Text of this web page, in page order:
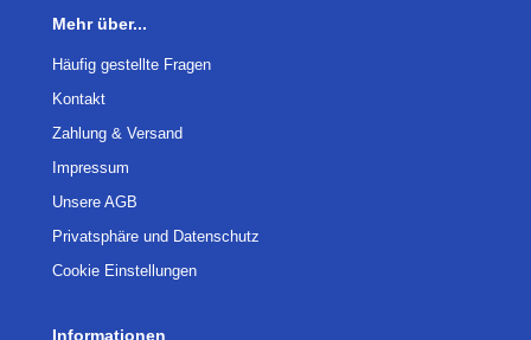
Mehr über...
Häufig gestellte Fragen
Kontakt
Zahlung & Versand
Impressum
Unsere AGB
Privatsphäre und Datenschutz
Cookie Einstellungen
Informationen